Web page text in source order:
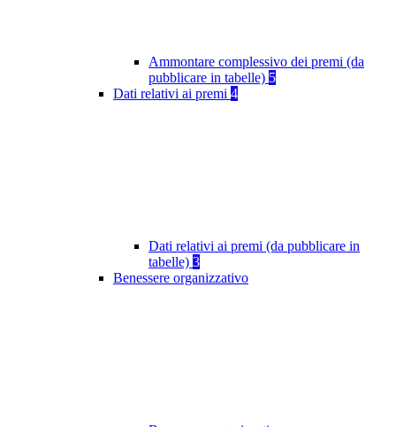
Ammontare complessivo dei premi (da
pubblicare in tabelle) 5
Dati relativi ai premi 4
Dati relativi ai premi (da pubblicare in
tabelle) 3
Benessere organizzativo